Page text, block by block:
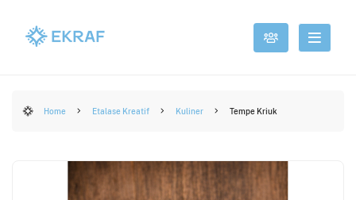
Home Etalase Kreatif Kuliner Tempe Kriuk